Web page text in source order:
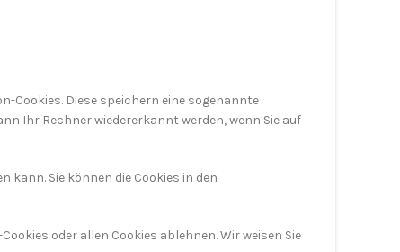
Cookies. Diese speichern eine sogenannte
Ihr Rechner wiedererkannt werden, wenn Sie auf
Sie können die Cookies in den
oder allen Cookies ablehnen. Wir weisen Sie